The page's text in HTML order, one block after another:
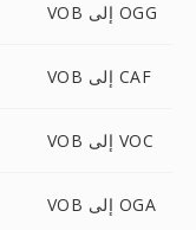
VOB إلى OGG
VOB إلى CAF
VOB إلى VOC
VOB إلى OGA